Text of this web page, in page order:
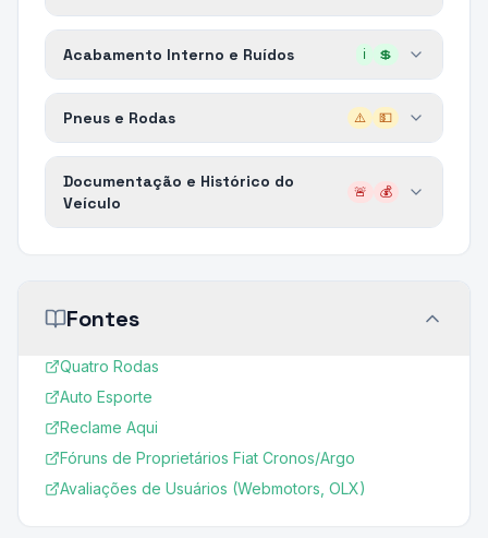
Acabamento Interno e Ruídos ℹ️ 💲
Pneus e Rodas ⚠️ 💵
Documentação e Histórico do
Veículo
🚨 💰
Fontes
Quatro Rodas
Auto Esporte
Reclame Aqui
Fóruns de Proprietários Fiat Cronos/Argo
Avaliações de Usuários (Webmotors, OLX)